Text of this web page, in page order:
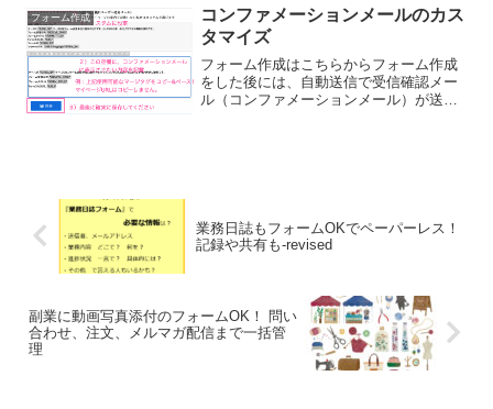
したスマート業務で売り上げアップを目
指しましょう。
フォーム作成
コンファメーションメールのカス
タマイズ
フォーム作成はこちらからフォーム作成
をした後には、自動送信で受信確認メー
ル（コンファメーションメール）が送ら
業務日誌もフォームOKでペーパーレス！
記録や共有も-revised
副業に動画写真添付のフォームOK！ 問い
合わせ、注文、メルマガ配信まで一括管
理